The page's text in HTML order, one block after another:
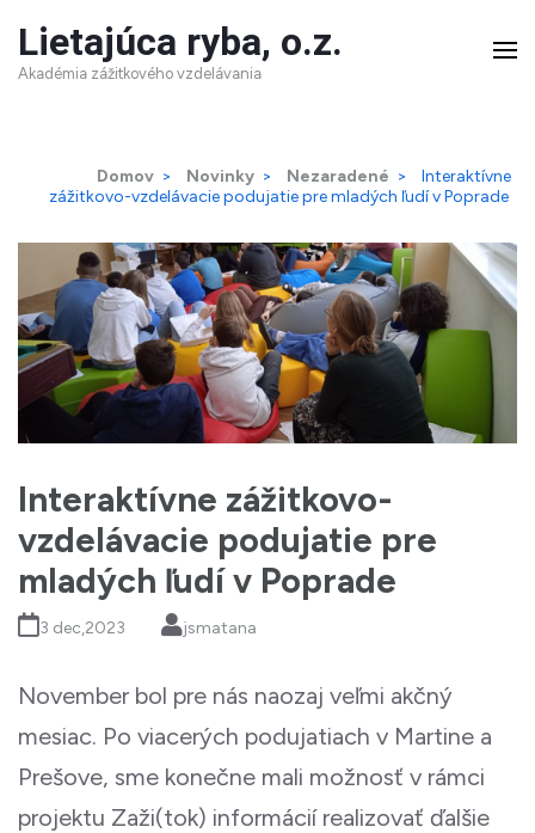
Skip
toLietajúca ryba, o.z.
Akadémia zážitkového vzdelávania
Domov > Novinky > Nezaradené >
Interaktívne
zážitkovo-vzdelávacie podujatie pre mladých ľudí v Poprade
Interaktívne zážitkovo-
vzdelávacie podujatie pre
mladých ľudí v Poprade
3 dec,2023 jsmatana
November bol pre nás naozaj veľmi akčný
mesiac. Po viacerých podujatiach v Martine a
Prešove, sme konečne mali možnosť v rámci
projektu Zaži(tok) informácií realizovať ďalšie